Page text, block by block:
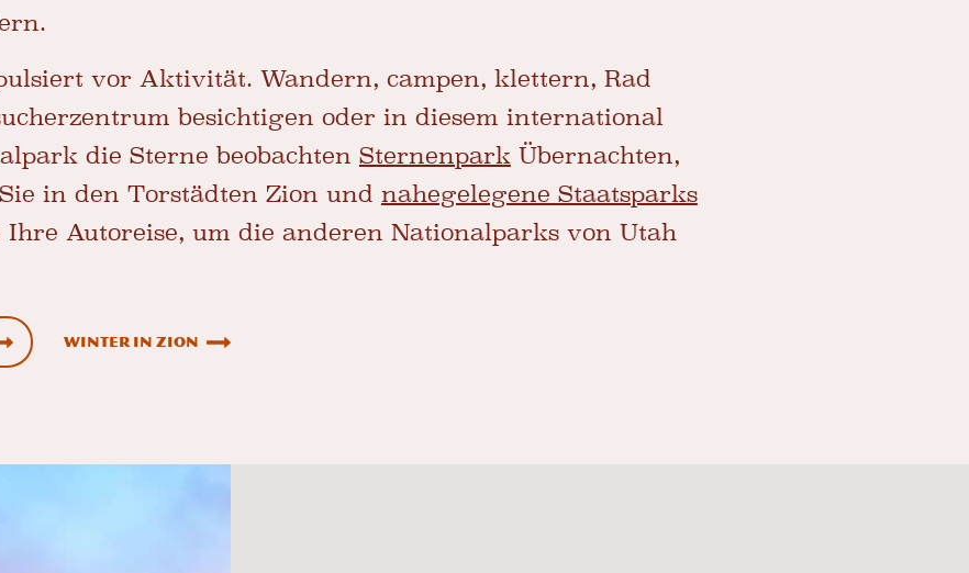
vor Aktivität. Wandern, campen, klettern, Rad
besichtigen oder in diesem international
die Sterne beobachten SternenparkÜbernachten,
in den Torstädten Zion und nahegelegene Staatsparks
Autoreise, um die anderen Nationalparks von Utah
Winter in Zion